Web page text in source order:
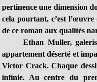
pertinence une dimension
cela pourtant, c’est
de ce roman aux qualités
Ethan Muller, galeriste
appartement déserté et
Victor Crack. Chaque
infinie. Au centre du